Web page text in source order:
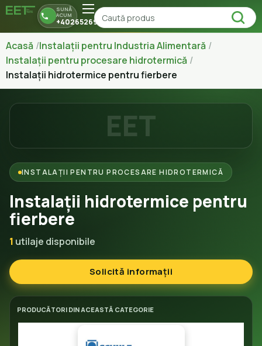
SUNĂ
ACUM
+40265269150
Acasă Instalații pentru Industria Alimentară
Instalații pentru procesare hidrotermică
Instalații hidrotermice pentru fierbere
INSTALAȚII PENTRU PROCESARE HIDROTERMICĂ
Instalații hidrotermice pentru
fierbere
1 utilaje disponibile
Solicită informații
EET
PRODUCĂTORI DIN ACEASTĂ CATEGORIE